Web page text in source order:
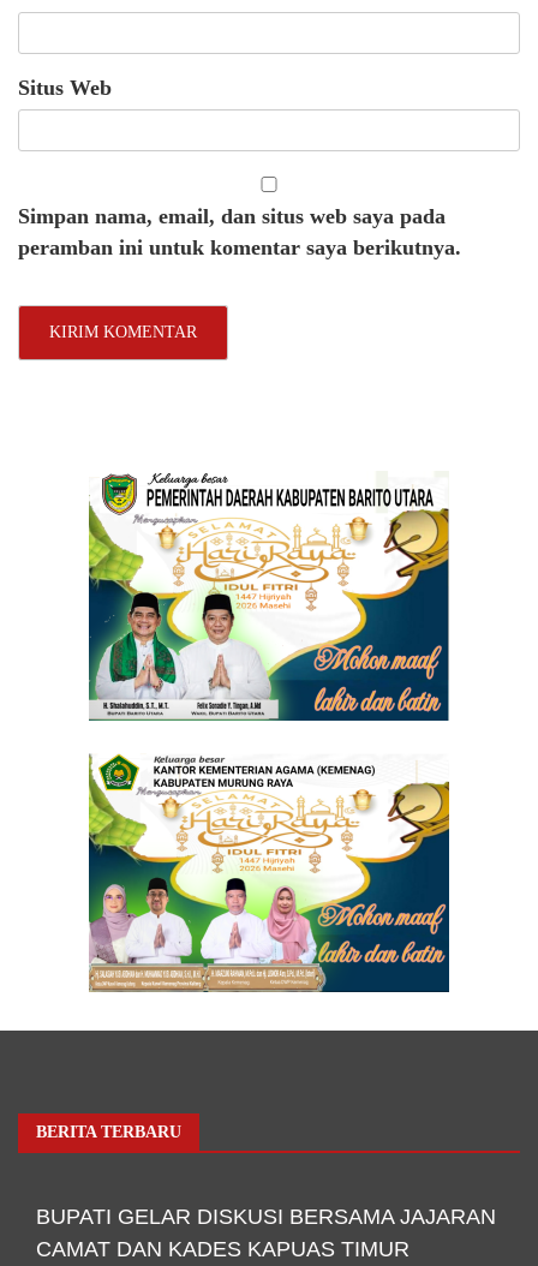
Situs Web
Simpan nama, email, dan situs web saya pada
peramban ini untuk komentar saya berikutnya.
BERITA TERBARU
BUPATI GELAR DISKUSI BERSAMA JAJARAN
CAMAT DAN KADES KAPUAS TIMUR